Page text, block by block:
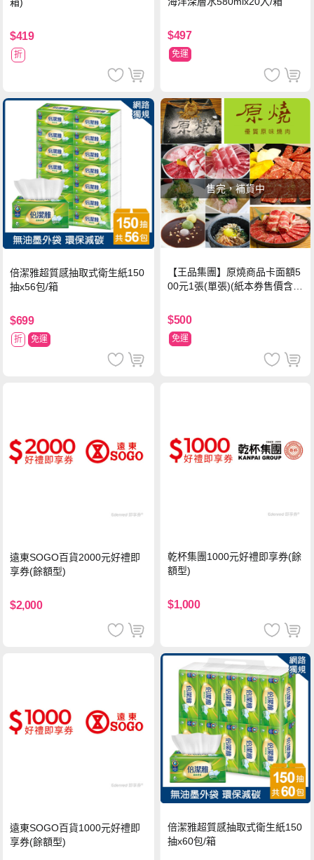
$419
折
$497
免運
倍潔雅超質感抽取式衛生紙150
抽x56包/箱
$699
折 免運
售完，補貨中
【王品集團】原燒商品卡面額5
00元1張(單張)(紙本券售價含平
$500
免運
遠東SOGO百貨2000元好禮即
享券(餘額型)
$2,000
乾杯集團1000元好禮即享券(餘
額型)
$1,000
遠東SOGO百貨1000元好禮即
享券(餘額型)
倍潔雅超質感抽取式衛生紙150
抽x60包/箱